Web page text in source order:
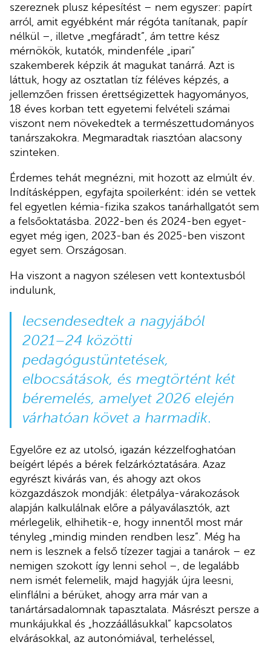
szereznek plusz képesítést – nem egyszer: papírt
arról, amit egyébként már régóta tanítanak, papír
nélkül –, illetve „megfáradt”, ám tettre kész
mérnökök, kutatók, mindenféle „ipari”
szakemberek képzik át magukat tanárrá. Azt is
láttuk, hogy az osztatlan tíz féléves képzés, a
jellemzően frissen érettségizettek hagyományos,
18 éves korban tett egyetemi felvételi számai
viszont nem növekedtek a természettudományos
tanárszakokra. Megmaradtak riasztóan alacsony
szinteken.
Érdemes tehát megnézni, mit hozott az elmúlt év.
Indításképpen, egyfajta spoilerként: idén se vettek
fel egyetlen kémia-fizika szakos tanárhallgatót sem
a felsőoktatásba. 2022-ben és 2024-ben egyet-
egyet még igen, 2023-ban és 2025-ben viszont
egyet sem. Országosan.
Ha viszont a nagyon szélesen vett kontextusból
indulunk,
lecsendesedtek a nagyjából
2021–24 közötti
pedagógustüntetések,
elbocsátások, és megtörtént két
béremelés, amelyet 2026 elején
várhatóan követ a harmadik.
Egyelőre ez az utolsó, igazán kézzelfoghatóan
beígért lépés a bérek felzárkóztatására. Azaz
egyrészt kivárás van, és ahogy azt okos
közgazdászok mondják: életpálya-várakozások
alapján kalkulálnak előre a pályaválasztók, azt
mérlegelik, elhihetik-e, hogy innentől most már
tényleg „mindig minden rendben lesz”. Még ha
nem is lesznek a felső tízezer tagjai a tanárok – ez
nemigen szokott így lenni sehol –, de legalább
nem ismét felemelik, majd hagyják újra leesni,
elinflálni a bérüket, ahogy arra már van a
tanártársadalomnak tapasztalata. Másrészt persze a
munkájukkal és „hozzáállásukkal” kapcsolatos
elvárásokkal, az autonómiával, terheléssel,